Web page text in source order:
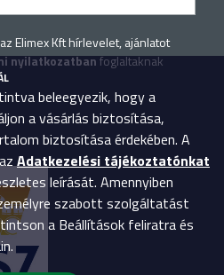
Elimex Kft hírlevelet, ajánlatot
nyilatkozatbanfoglaltaknak
beleegyezik, hogy a
a vásárlás biztosítása,
biztosítása érdekében. A
Adatkezelési tájékoztatónkat
leírását. Amennyiben
szabott szolgáltatást
a Beállítások feliratra és